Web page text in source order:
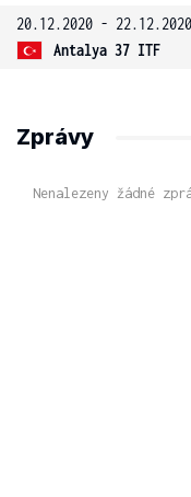
20.12.2020 - 22.12.2020
Antalya 37 ITF
Zprávy
Nenalezeny žádné